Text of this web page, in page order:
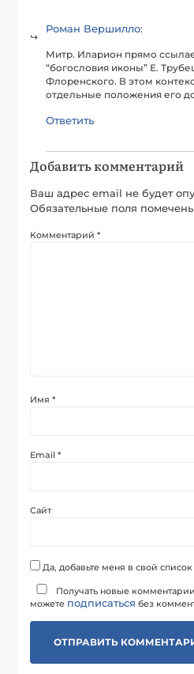
Роман Вершилло:
Митр. Иларион прямо
“богословия иконы” Е.
Флоренского. В этом
отдельные положения его
Ответить
Добавить комментарий
Ваш адрес email не будет
Обязательные поля
Комментарий*
Имя*
Email*
Сайт
Да, добавьте меня в свой
Получать новые
можете подписаться без